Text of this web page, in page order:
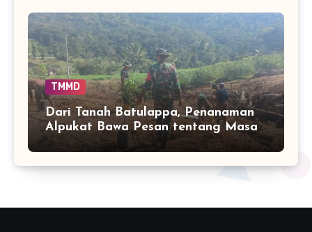
TMMD
Dari Tanah Batulappa, Penanaman
Alpukat Bawa Pesan tentang Masa
Depan Desa